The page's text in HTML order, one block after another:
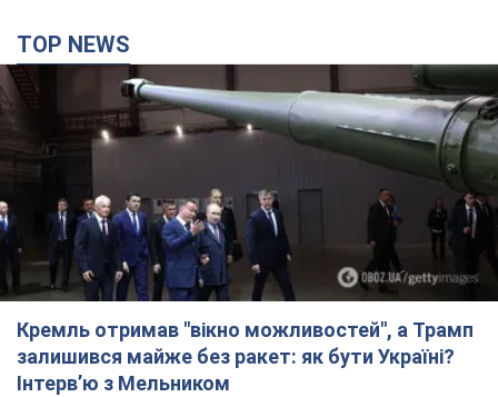
TOP NEWS
Кремль отримав "вікно можливостей", а Трамп
залишився майже без ракет: як бути Україні?
Інтерв’ю з Мельником